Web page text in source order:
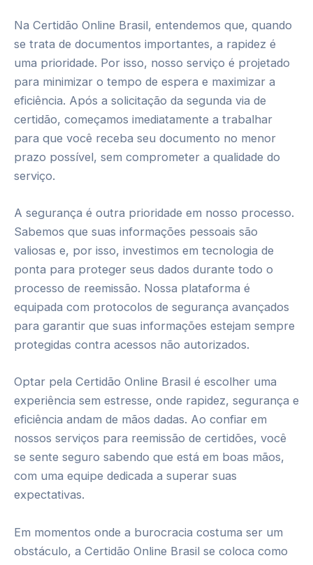
Na Certidão Online Brasil, entendemos que, quando
se trata de documentos importantes, a rapidez é
uma prioridade. Por isso, nosso serviço é projetado
para minimizar o tempo de espera e maximizar a
eficiência. Após a solicitação da segunda via de
certidão, começamos imediatamente a trabalhar
para que você receba seu documento no menor
prazo possível, sem comprometer a qualidade do
serviço.
A segurança é outra prioridade em nosso processo.
Sabemos que suas informações pessoais são
valiosas e, por isso, investimos em tecnologia de
ponta para proteger seus dados durante todo o
processo de reemissão. Nossa plataforma é
equipada com protocolos de segurança avançados
para garantir que suas informações estejam sempre
protegidas contra acessos não autorizados.
Optar pela Certidão Online Brasil é escolher uma
experiência sem estresse, onde rapidez, segurança e
eficiência andam de mãos dadas. Ao confiar em
nossos serviços para reemissão de certidões, você
se sente seguro sabendo que está em boas mãos,
com uma equipe dedicada a superar suas
expectativas.
Em momentos onde a burocracia costuma ser um
obstáculo, a Certidão Online Brasil se coloca como